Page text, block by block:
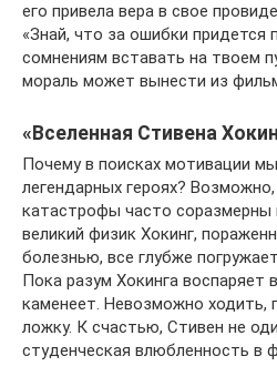
его привела вера в свое
«Знай, что за ошибки придется
сомнениям вставать на твоем
мораль может вынести из
«Вселенная Стивена
Почему в поисках мотивации
легендарных героях?
катастрофы часто соразмерны
великий физик Хокинг,
болезнью, все глубже
Пока разум Хокинга воспаряет
каменеет. Невозможно ходить,
ложку. К счастью, Стивен не
студенческая влюбленность в